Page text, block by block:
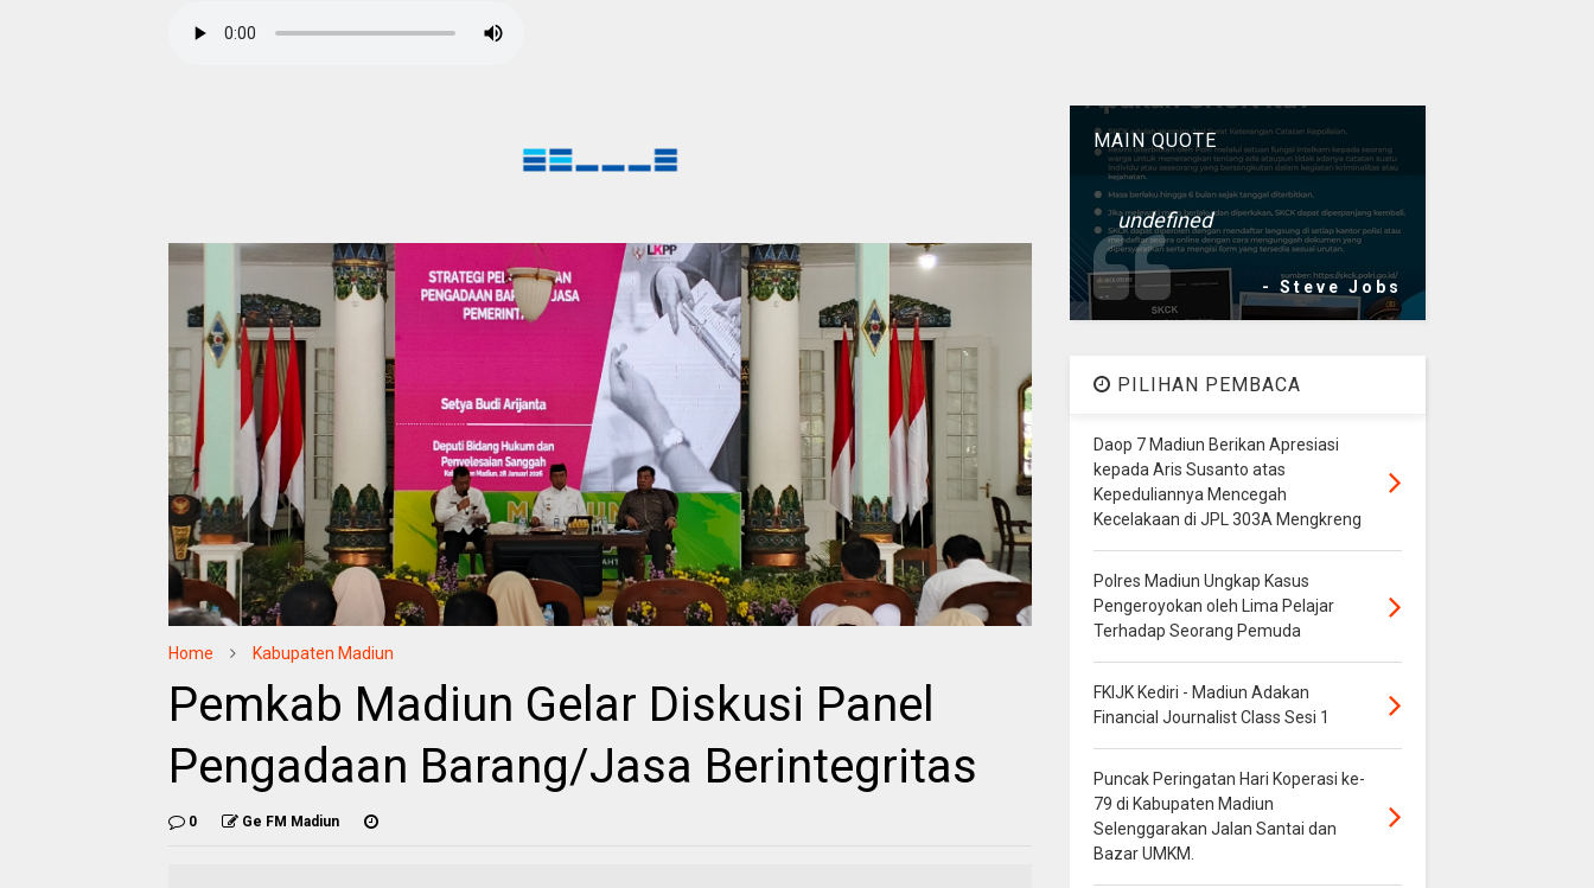
Home Kabupaten Madiun
Pemkab Madiun Gelar Diskusi Panel
Pengadaan Barang/Jasa Berintegritas
0 Ge FM Madiun
MAIN QUOTE
undefined
- Steve Jobs
PILIHAN PEMBACA
Daop 7 Madiun Berikan Apresiasi
kepada Aris Susanto atas
Kepeduliannya Mencegah
Kecelakaan di JPL 303A Mengkreng
Polres Madiun Ungkap Kasus
Pengeroyokan oleh Lima Pelajar
Terhadap Seorang Pemuda
FKIJK Kediri - Madiun Adakan
Financial Journalist Class Sesi 1
Puncak Peringatan Hari Koperasi ke-
79 di Kabupaten Madiun
Selenggarakan Jalan Santai dan
Bazar UMKM.